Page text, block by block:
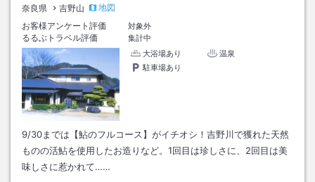
奈良県 吉野山
地図
お客様アンケート評価
対象外
るるぶトラベル評価
集計中
大浴場あり
温泉
駐車場あり
9/30までは【鮎のフルコース】がイチオシ！吉野川で獲れた天然
ものの活鮎を使用したお造りなど。1回目は珍しさに、2回目は美
味しさに惹かれて……